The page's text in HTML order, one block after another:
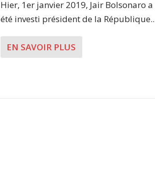
Hier, 1er janvier 2019, Jair Bolsonaro
été investi président de la
EN SAVOIR PLUS